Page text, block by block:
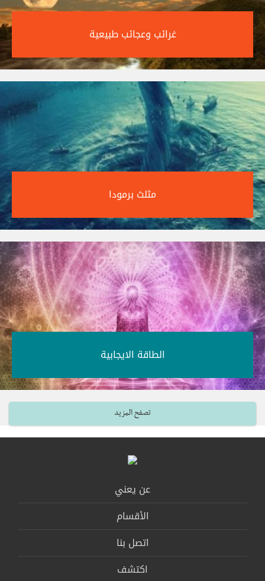
غرائب وعجائب طبيعية‎
مثلث برمودا‎
الطاقة الايجابية‎
تصفح المزيد
عن يعني
الأقسام
اتصل بنا
اكتشف